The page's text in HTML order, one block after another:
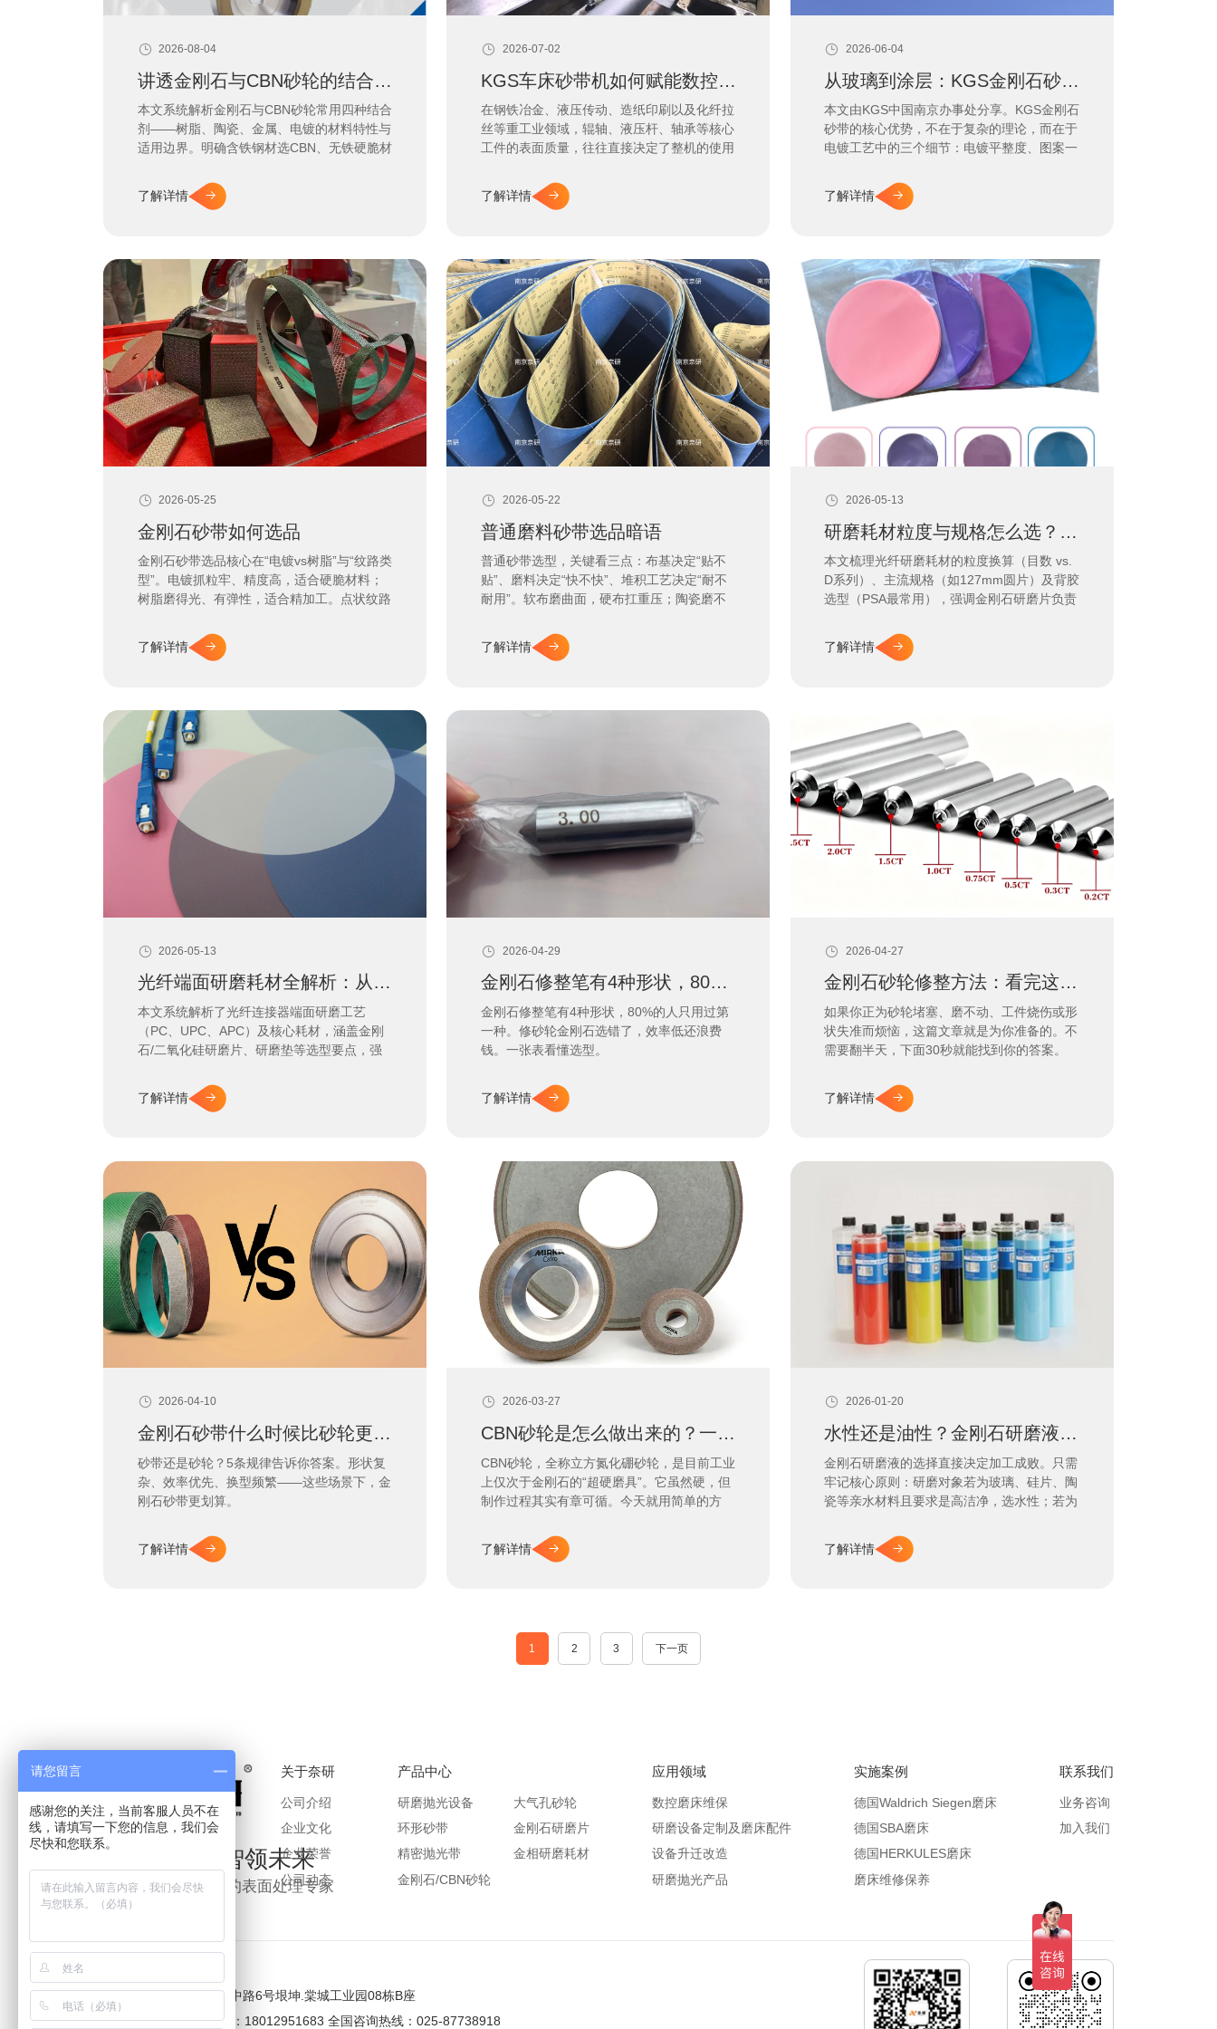
2026-08-04
讲透金刚石与CBN砂轮的结合剂门道
本文系统解析金刚石与CBN砂轮常用四种结合
剂——树脂、陶瓷、金属、电镀的材料特性与
适用边界。明确含铁钢材选CBN、无铁硬脆材
选型决策依据与实操参考。
了解详情
2026-07-02
KGS车床砂带机如何赋能数控车床实现高精度抛光？
在钢铁冶金、液压传动、造纸印刷以及化纤拉
丝等重工业领域，辊轴、液压杆、轴承等核心
工件的表面质量，往往直接决定了整机的使用
以兼顾极高的表面光洁度（Ra值）。今天，
我们带您深入了解一款被誉为“车床上的磨削
了解详情
2026-06-04
从玻璃到涂层：KGS金刚石砂带如何用“三个细节”解决干磨发热与过早失效
本文由KGS中国南京办事处分享。KGS金刚石
砂带的核心优势，不在于复杂的理论，而在于
电镀工艺中的三个细节：电镀平整度、图案一
解析普通砂带为何容易发热、糊死、寿命短，
以及KGS如何通过精准控制这些细节，在玻璃
与更优的工件质量。
了解详情
2026-05-25
金刚石砂带如何选品
金刚石砂带选品核心在“电镀vs树脂”与“纹路类
型”。电镀抓粒牢、精度高，适合硬脆材料；
树脂磨得光、有弹性，适合精加工。点状纹路
与排屑难题。
了解详情
2026-05-22
普通磨料砂带选品暗语
普通砂带选型，关键看三点：布基决定“贴不
贴”、磨料决定“快不快”、堆积工艺决定“耐不
耐用”。软布磨曲面，硬布扛重压；陶瓷磨不
金字塔。
了解详情
2026-05-13
研磨耗材粒度与规格怎么选？一篇讲透
本文梳理光纤研磨耗材的粒度换算（目数 vs.
D系列）、主流规格（如127mm圆片）及背胶
选型（PSA最常用），强调金刚石研磨片负责
沟通选型，避免返工。
了解详情
2026-05-13
光纤端面研磨耗材全解析：从入门到精通
本文系统解析了光纤连接器端面研磨工艺
（PC、UPC、APC）及核心耗材，涵盖金刚
石/二氧化硅研磨片、研磨垫等选型要点，强
了解详情
2026-04-29
金刚石修整笔有4种形状，80%的人只用过第一种
金刚石修整笔有4种形状，80%的人只用过第
一种。修砂轮金刚石选错了，效率低还浪费
钱。一张表看懂选型。
了解详情
2026-04-27
金刚石砂轮修整方法：看完这段就知道
如果你正为砂轮堵塞、磨不动、工件烧伤或形
状失准而烦恼，这篇文章就是为你准备的。不
需要翻半天，下面30秒就能找到你的答案。
了解详情
2026-04-10
金刚石砂带什么时候比砂轮更划算？五个规律告诉您
砂带还是砂轮？5条规律告诉你答案。形状复
杂、效率优先、换型频繁——这些场景下，金
刚石砂带更划算。
了解详情
2026-03-27
CBN砂轮是怎么做出来的？一看就懂！
CBN砂轮，全称立方氮化硼砂轮，是目前工业
上仅次于金刚石的“超硬磨具”。它虽然硬，但
制作过程其实有章可循。今天就用简单的方
了解详情
2026-01-20
水性还是油性？金刚石研磨液如何精准选用
金刚石研磨液的选择直接决定加工成败。只需
牢记核心原则：研磨对象若为玻璃、硅片、陶
瓷等亲水材料且要求是高洁净，选水性；若为
与润滑，则选择油性。把握材料特性与核心要
求，选择便能一步到位。
了解详情
1 2 3 下一页
匠心研磨，智领未来
南京奈研，您身边的表面处理专家
关于奈研
公司介绍
企业文化
企业荣誉
公司动态
产品中心
研磨抛光设备
环形砂带
精密抛光带
金刚石/CBN砂轮
大气孔砂轮
金刚石研磨片
金相研磨耗材
应用领域
数控磨床维保
研磨设备定制及磨床配件
设备升迁改造
研磨抛光产品
实施案例
德国Waldrich Siegen磨床
德国SBA磨床
德国HERKULES磨床
磨床维修保养
联系我们
业务咨询
加入我们
南京市六合区龙中路6号垠坤.棠城工业园08栋B座
电话：24小时咨询热线：18012951683 全国咨询热线：025-87738918
请您留言
感谢您的关注，当前客服人员不在
线，请填写一下您的信息，我们会
尽快和您联系。